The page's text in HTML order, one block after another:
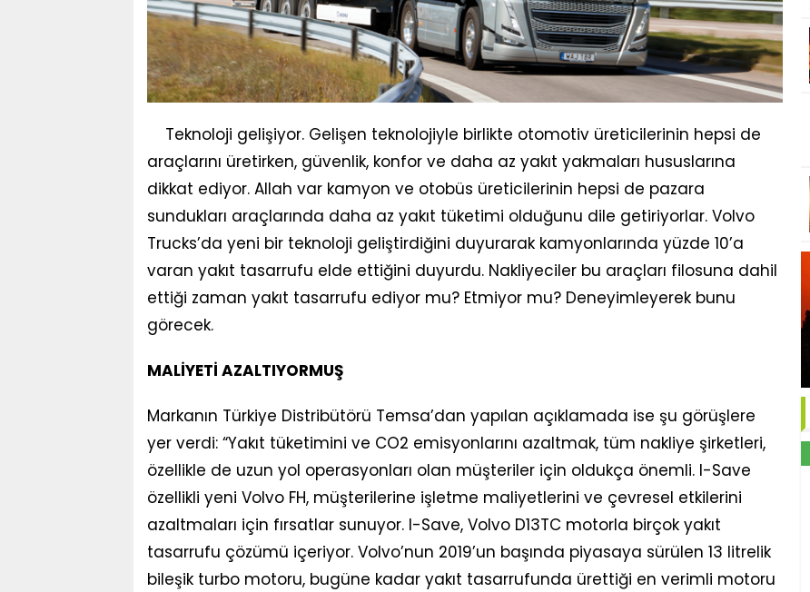
Teknoloji gelişiyor. Gelişen teknolojiyle birlikte otomotiv üreticilerinin hepsi de
araçlarını üretirken, güvenlik, konfor ve daha az yakıt yakmaları hususlarına
dikkat ediyor. Allah var kamyon ve otobüs üreticilerinin hepsi de pazara
sundukları araçlarında daha az yakıt tüketimi olduğunu dile getiriyorlar. Volvo
Trucks’da yeni bir teknoloji geliştirdiğini duyurarak kamyonlarında yüzde 10’a
varan yakıt tasarrufu elde ettiğini duyurdu. Nakliyeciler bu araçları filosuna dahil
ettiği zaman yakıt tasarrufu ediyor mu? Etmiyor mu? Deneyimleyerek bunu
görecek.
MALİYETİ AZALTIYORMUŞ
Markanın Türkiye Distribütörü Temsa’dan yapılan açıklamada ise şu görüşlere
yer verdi: “Yakıt tüketimini ve CO2 emisyonlarını azaltmak, tüm nakliye şirketleri,
özellikle de uzun yol operasyonları olan müşteriler için oldukça önemli. I-Save
özellikli yeni Volvo FH, müşterilerine işletme maliyetlerini ve çevresel etkilerini
azaltmaları için fırsatlar sunuyor. I-Save, Volvo D13TC motorla birçok yakıt
tasarrufu çözümü içeriyor. Volvo’nun 2019’un başında piyasaya sürülen 13 litrelik
bileşik turbo motoru, bugüne kadar yakıt tasarrufunda ürettiği en verimli motoru